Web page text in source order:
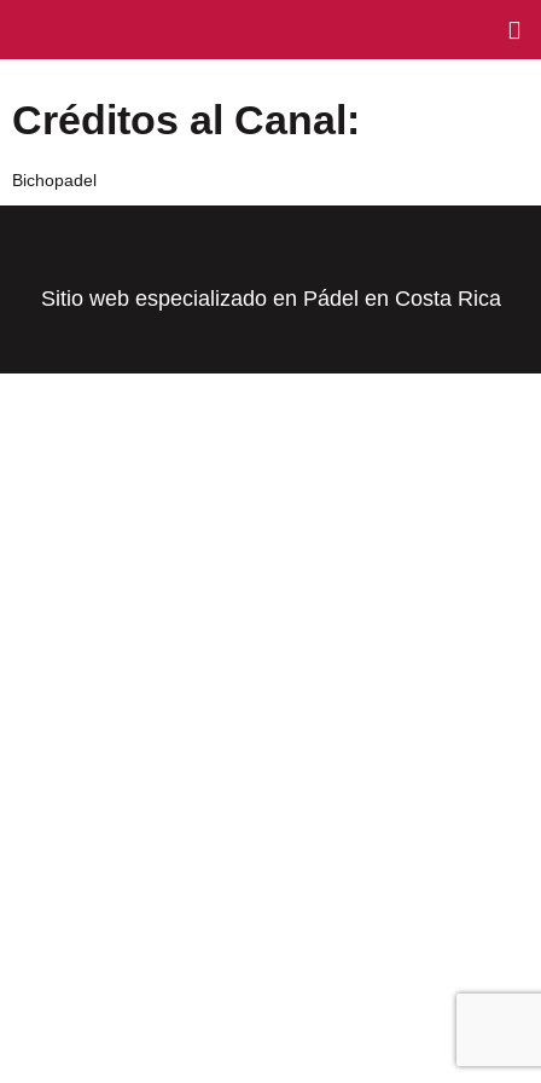
Créditos al Canal:
Bichopadel
Sitio web especializado en Pádel en Costa Rica